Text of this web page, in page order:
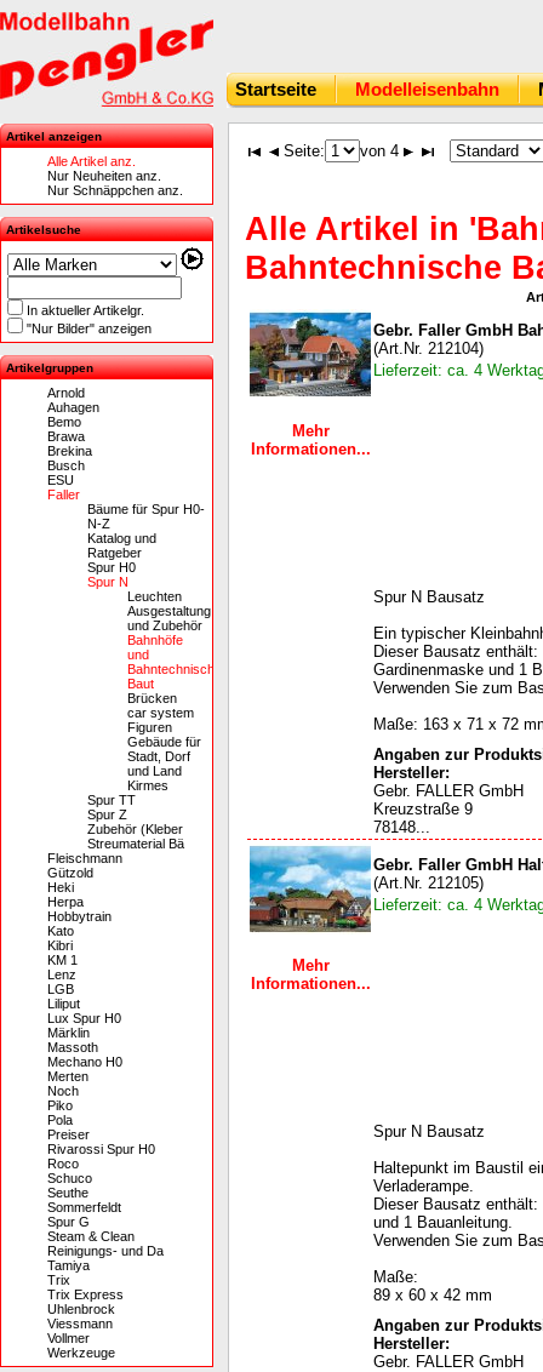
Startseite Modelleisenbahn
Artikel anzeigen
Alle Artikel anz.
Nur Neuheiten anz.
Nur Schnäppchen anz.
Artikelsuche
In aktueller Artikelgr.
"Nur Bilder" anzeigen
Artikelgruppen
Arnold
Auhagen
Bemo
Brawa
Brekina
Busch
ESU
Faller
Bäume für Spur H0-
N-Z
Katalog und
Ratgeber
Spur H0
Spur N
Leuchten
Ausgestaltung
und Zubehör
Bahnhöfe
und
Bahntechnische
Baut
Brücken
car system
Figuren
Gebäude für
Stadt, Dorf
und Land
Kirmes
Spur TT
Spur Z
Zubehör (Kleber
Streumaterial Bä
Fleischmann
Gützold
Heki
Herpa
Hobbytrain
Kato
Kibri
KM 1
Lenz
LGB
Liliput
Lux Spur H0
Märklin
Massoth
Mechano H0
Merten
Noch
Piko
Pola
Preiser
Rivarossi Spur H0
Roco
Schuco
Seuthe
Sommerfeldt
Spur G
Steam & Clean
Reinigungs- und Da
Tamiya
Trix
Trix Express
Uhlenbrock
Viessmann
Vollmer
Werkzeuge
Seite: von 4
Alle Artikel in
Bahntechnische
Mehr
Informationen...
Gebr. Faller GmbH
(Art.Nr. 212104)
Lieferzeit: ca. 4
Spur N Bausatz
Ein typischer
Dieser Bausatz
Gardinenmaske und 1
Verwenden Sie zum
Maße: 163 x 71 x 72
Angaben zur
Hersteller:
Gebr. FALLER GmbH
Kreuzstraße 9
78148...
Mehr
Informationen...
Gebr. Faller GmbH
(Art.Nr. 212105)
Lieferzeit: ca. 4
Spur N Bausatz
Haltepunkt im Baustil
Verladerampe.
Dieser Bausatz
und 1 Bauanleitung.
Verwenden Sie zum
Maße:
89 x 60 x 42 mm
Angaben zur
Hersteller:
Gebr. FALLER GmbH